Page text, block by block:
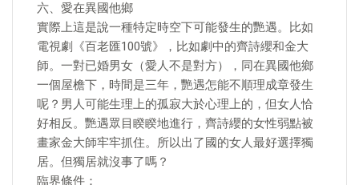
六、愛在異國他鄉
實際上這是說一種特定時空下可能發生的艷遇。比如
電視劇《百老匯100號》，比如劇中的齊詩纓和金大
師。一對已婚男女（愛人不是對方），同在異國他鄉
一個屋檐下，時間是三年，艷遇怎能不順理成章發生
呢？男人可能生理上的孤寂大於心理上的，但女人恰
好相反。艷遇眾目睽睽地進行，齊詩纓的女性弱點被
畫家金大師牢牢抓住。所以出了國的女人最好選擇獨
居。但獨居就沒事了嗎？
臨界條件：